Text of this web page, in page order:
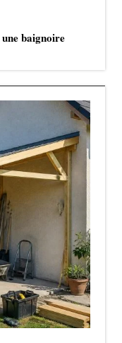
baignoire